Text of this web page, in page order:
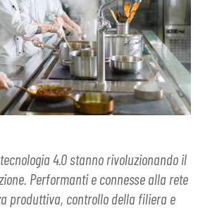
4.0 stanno rivoluzionando il
Performanti e connesse alla rete
produttiva, controllo della filiera e